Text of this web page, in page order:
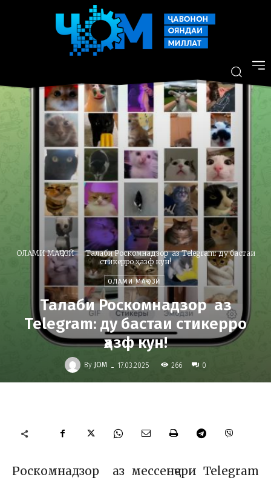
ОЛАМИ МАҶОЗӢ
Талаби Роскомнадзор аз Telegram: ду бастаи
стикерро ҳазф кун!
ОЛАМИ МАҶОЗӢ
Талаби Роскомнадзор аз
Telegram: ду бастаи стикерро
ҳазф кун!
By JOM - 17.03.2025 266 0
Роскомнадзор аз мессенҷери Telegram